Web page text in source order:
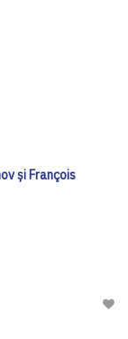
și François